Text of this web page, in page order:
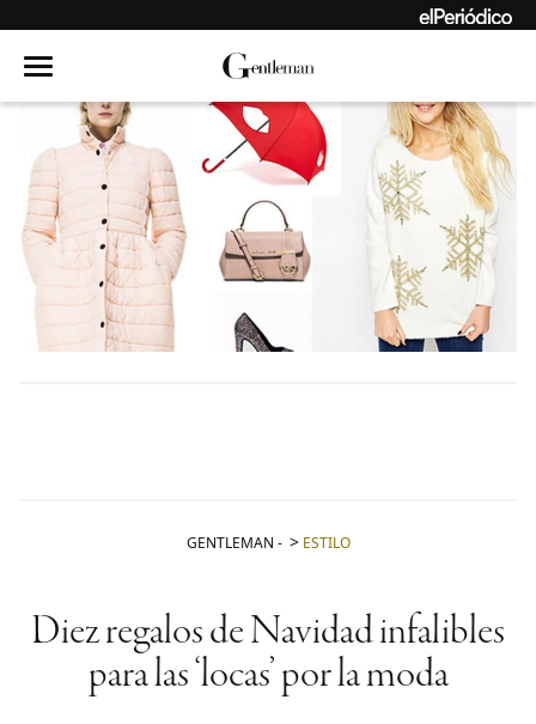
GENTLEMAN - ESTILO
Diez regalos de Navidad infalibles
para las ‘locas’ por la moda